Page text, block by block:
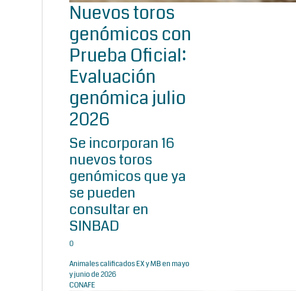
Nuevos toros
genómicos con
Prueba Oficial:
Evaluación
genómica julio
2026
Se incorporan 16
nuevos toros
genómicos que ya
se pueden
consultar en
SINBAD
0
Animales calificados EX y MB en mayo
y junio de 2026
CONAFE